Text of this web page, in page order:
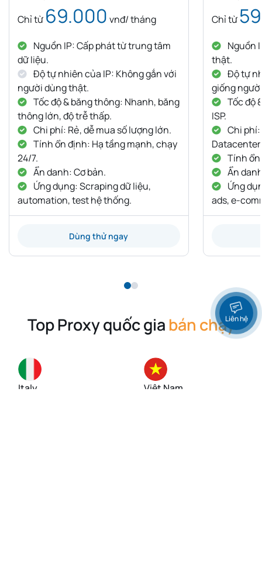
Chỉ từ 69.000 vnđ/ tháng
Nguồn IP: Cấp phát từ trung tâm
dữ liệu.
Độ tự nhiên của IP: Không gắn với
người dùng thật.
Tốc độ & băng thông: Nhanh, băng
thông lớn, độ trễ thấp.
Chi phí: Rẻ, dễ mua số lượng lớn.
Tính ổn định: Hạ tầng mạnh, chạy
24/7.
Ẩn danh: Cơ bản.
Ứng dụng: Scraping dữ liệu,
automation, test hệ thống.
Dùng thử ngay
Chỉ từ
Nguồn
thật.
Độ tự
giống
Tốc độ
ISP.
Chi
Datacenter.
Tính ổn
Ẩn
Ứng
ads, e-
Top Proxy quốc giabán chạy
Italy Việt Nam
Liên hệ